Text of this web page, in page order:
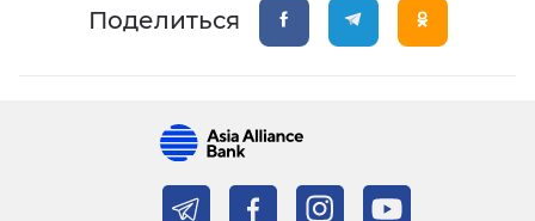
Поделиться